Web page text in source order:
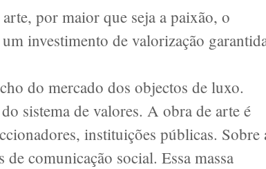
por maior que seja a paixão, o
investimento de valorização
do mercado dos objectos de luxo.
sistema de valores. A obra de arte é
instituições públicas. Sobre
comunicação social. Essa massa